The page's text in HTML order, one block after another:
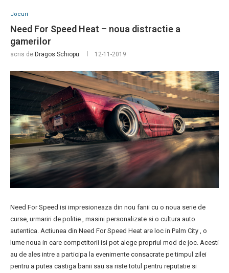
Jocuri
Need For Speed Heat – noua distractie a
gamerilor
scris de Dragos Schiopu 12-11-2019
Need For Speed isi impresioneaza din nou fanii cu o noua serie de
curse, urmariri de politie , masini personalizate si o cultura auto
autentica. Actiunea din Need For Speed Heat are loc in Palm City , o
lume noua in care competitorii isi pot alege propriul mod de joc. Acesti
au de ales intre a participa la evenimente consacrate pe timpul zilei
pentru a putea castiga banii sau sa riste totul pentru reputatie si